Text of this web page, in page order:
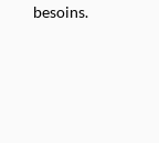
besoins.